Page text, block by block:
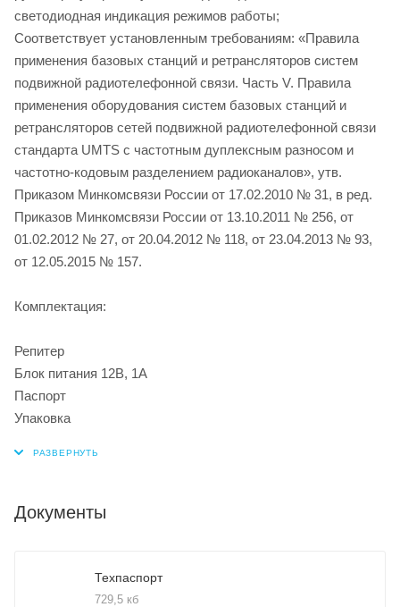
светодиодная индикация режимов работы;
Соответствует установленным требованиям: «Правила
применения базовых станций и ретрансляторов систем
подвижной радиотелефонной связи. Часть V. Правила
применения оборудования систем базовых станций и
ретрансляторов сетей подвижной радиотелефонной связи
стандарта UMTS с частотным дуплексным разносом и
частотно-кодовым разделением радиоканалов», утв.
Приказом Минкомсвязи России от 17.02.2010 № 31, в ред.
Приказов Минкомсвязи России от 13.10.2011 № 256, от
01.02.2012 № 27, от 20.04.2012 № 118, от 23.04.2013 № 93,
от 12.05.2015 № 157.
Комплектация:
Репитер
Блок питания 12В, 1А
Паспорт
Упаковка
Документы
Техпаспорт
729,5 кб